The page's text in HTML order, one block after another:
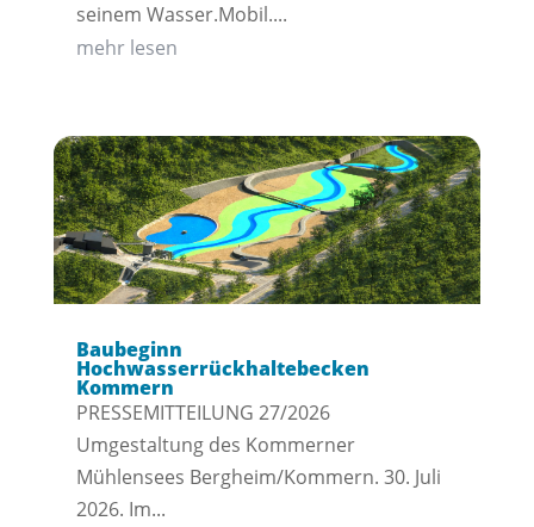
seinem Wasser.Mobil....
mehr lesen
Baubeginn
Hochwasserrückhaltebecken
Kommern
PRESSEMITTEILUNG 27/2026
Umgestaltung des Kommerner
Mühlensees Bergheim/Kommern. 30. Juli
2026. Im...